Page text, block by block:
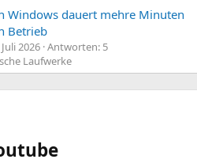
Windows dauert mehre Minuten
Betrieb
2026 Antworten: 5
Laufwerke